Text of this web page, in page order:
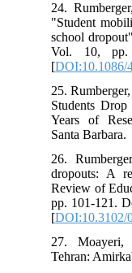
24.
"Student
school
Vol. 10,
[
25.
Students
Years of
Santa Barbara.
26.
dropouts: A
Review of
pp. 101-121.
[
27.
Tehran: